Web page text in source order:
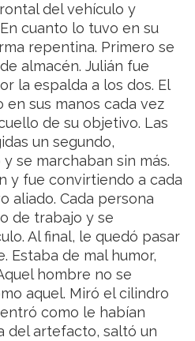
del vehículo y
cuanto lo tuvo en su
repentina. Primero se
almacén. Julián fue
la espalda a los dos. El
sus manos cada vez
de su objetivo. Las
un segundo,
se marchaban sin más.
y fue convirtiendo a cada
aliado. Cada persona
de trabajo y se
Al final, le quedó pasar
Estaba de mal humor,
hombre no se
aquel. Miró el cilindro
como le habían
del artefacto, saltó un